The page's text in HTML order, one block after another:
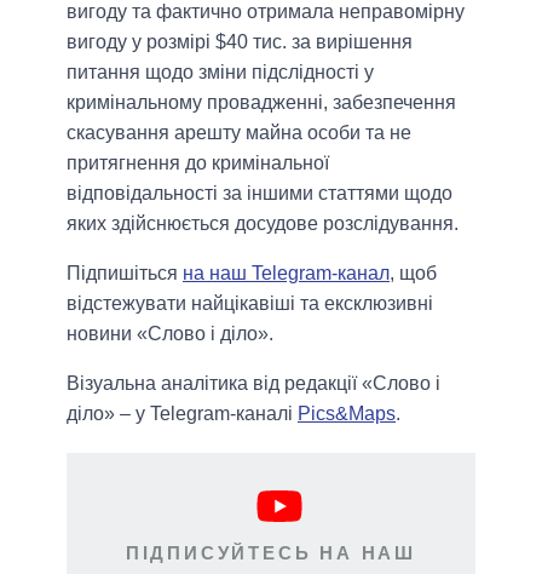
вигоду та фактично отримала неправомірну
вигоду у розмірі $40 тис. за вирішення
питання щодо зміни підслідності у
кримінальному провадженні, забезпечення
скасування арешту майна особи та не
притягнення до кримінальної
відповідальності за іншими статтями щодо
яких здійснюється досудове розслідування.
Підпишіться на наш Telegram-канал, щоб
відстежувати найцікавіші та ексклюзивні
новини «Слово і діло».
Візуальна аналітика від редакції «Слово і
діло» – у Telegram-каналі Pics&Maps.
ПІДПИСУЙТЕСЬ НА НАШ